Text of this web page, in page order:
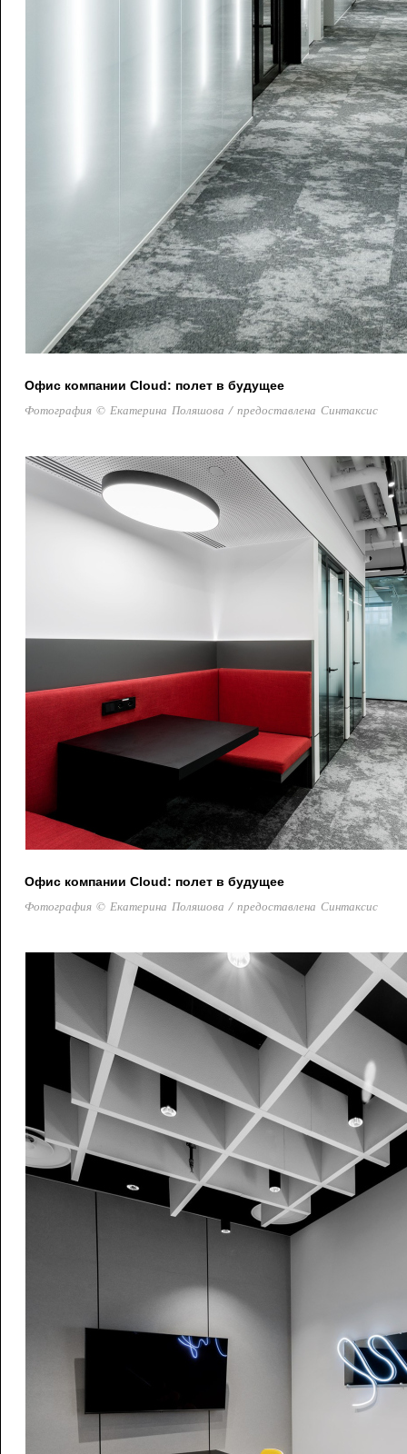
Офис компании Cloud: полет в будущее
Фотография © Екатерина Поляшова / предоставлена Синтаксис
Офис компании Cloud: полет в будущее
Фотография © Екатерина Поляшова / предоставлена Синтаксис